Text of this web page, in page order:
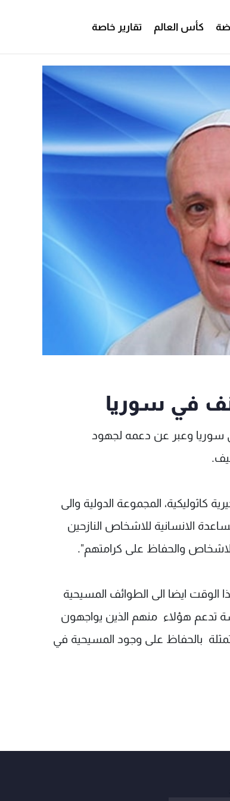
كأس العالم تقارير خاصة
في سوريا
سوريا وعبر عن دعمه لجهود
كاثوليكية، المجموعة الدولية والى
الانسانية للاشخاص النازحين
والحفاظ على كرامتهم".
الوقت ايضا الى الطوائف المسيحية
تدعم هؤلاء منهم الذين يواجهون
بالحفاظ على وجود المسيحية في